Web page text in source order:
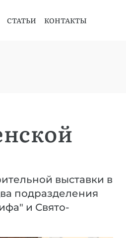
СТАТЬИ КОНТАКТЫ
выставки в
подразделения
и Свято-